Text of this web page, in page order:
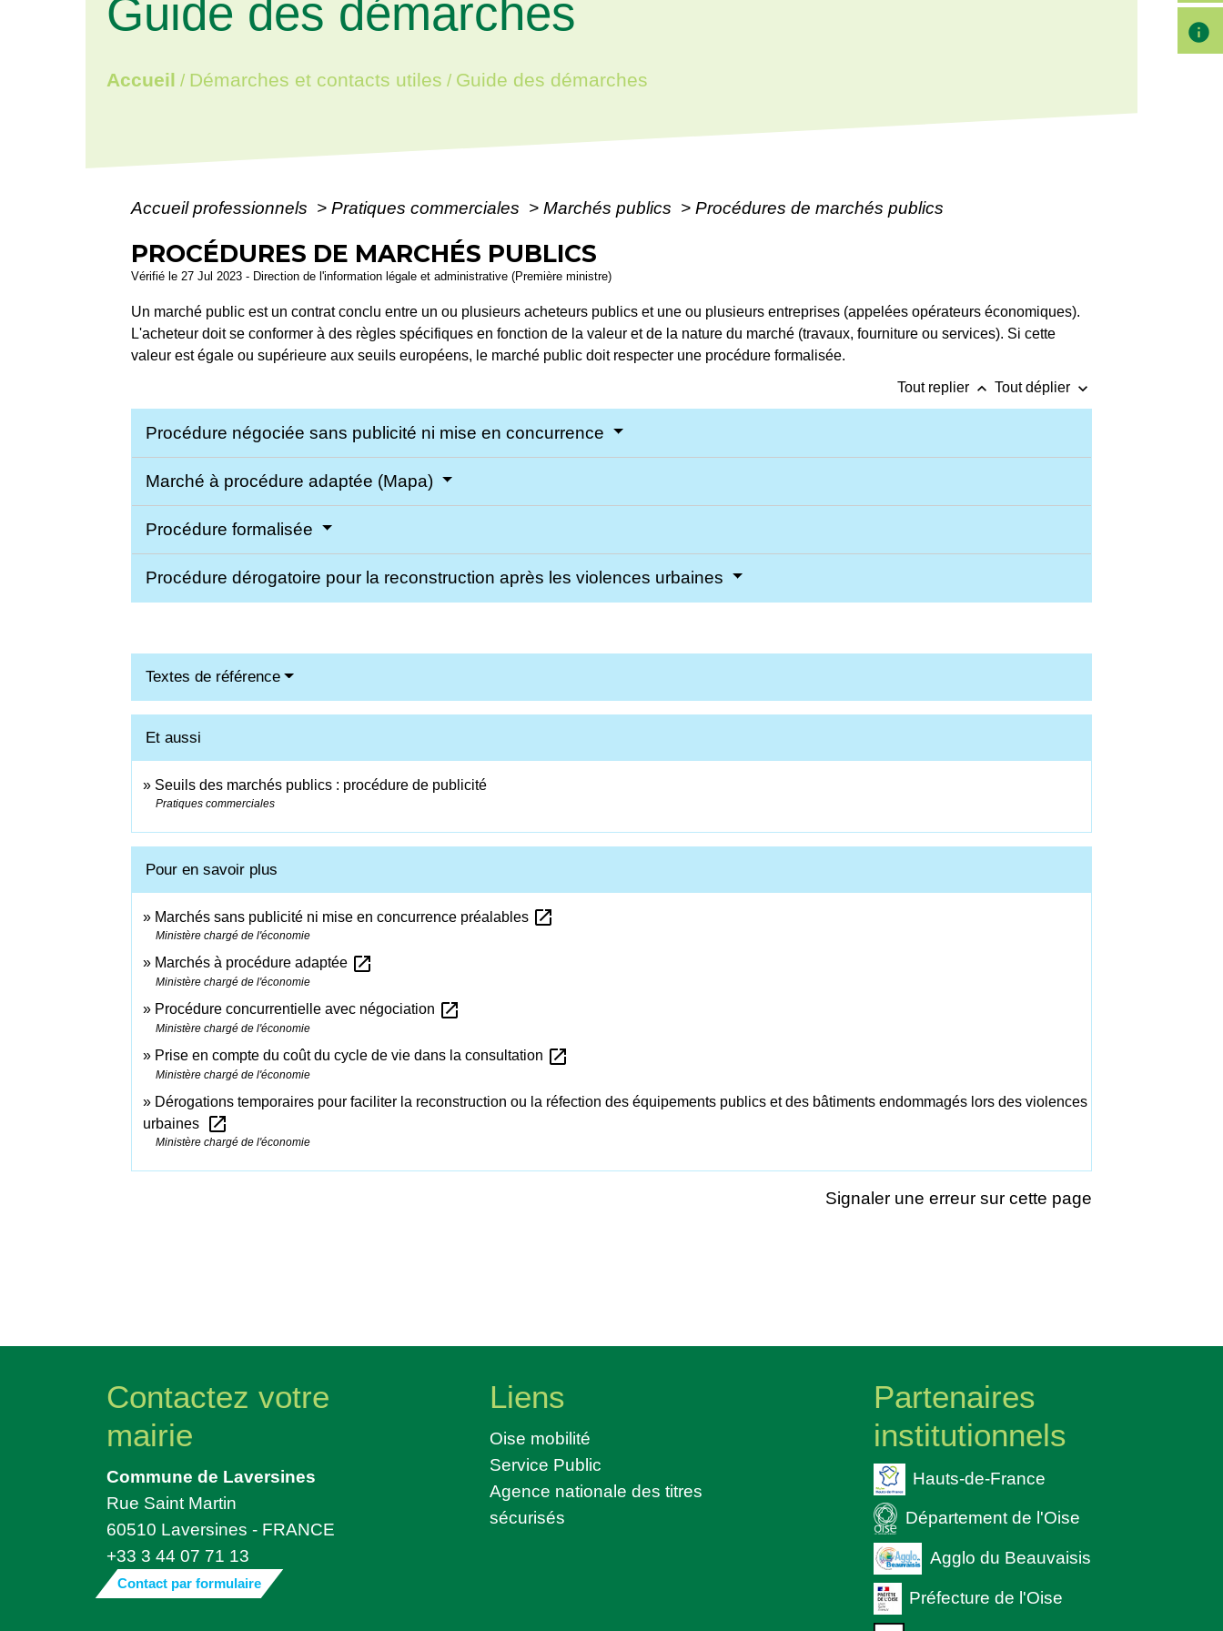
Guide des démarches
Accueil / Démarches et contacts utiles / Guide des démarches
Accueil professionnels > Pratiques commerciales > Marchés publics > Procédures de marchés publics
PROCÉDURES DE MARCHÉS PUBLICS
Vérifié le 27 Jul 2023 - Direction de l'information légale et administrative (Première ministre)
Un marché public est un contrat conclu entre un ou plusieurs acheteurs publics et une ou plusieurs entreprises (appelées opérateurs économiques).
L'acheteur doit se conformer à des règles spécifiques en fonction de la valeur et de la nature du marché (travaux, fourniture ou services). Si cette
valeur est égale ou supérieure aux seuils européens, le marché public doit respecter une procédure formalisée.
Tout replier keyboard_arrow_up Tout déplier keyboard_arrow_down
Procédure négociée sans publicité ni mise en concurrence
Marché à procédure adaptée (Mapa)
Procédure formalisée
Procédure dérogatoire pour la reconstruction après les violences urbaines
Textes de référence
Et aussi
Seuils des marchés publics : procédure de publicité
Pratiques commerciales
Pour en savoir plus
Marchés sans publicité ni mise en concurrence préalables open_in_new
Ministère chargé de l'économie
Marchés à procédure adaptée open_in_new
Ministère chargé de l'économie
Procédure concurrentielle avec négociation open_in_new
Ministère chargé de l'économie
Prise en compte du coût du cycle de vie dans la consultation open_in_new
Ministère chargé de l'économie
Dérogations temporaires pour faciliter la reconstruction ou la réfection des équipements publics et des bâtiments endommagés lors des violences
urbaines
open_in_new
Ministère chargé de l'économie
Signaler une erreur sur cette page
info
Contactez votre
mairie
Commune de Laversines
Rue Saint Martin
60510 Laversines - FRANCE
+33 3 44 07 71 13
Contact par formulaire
Liens
Oise mobilité
Service Public
Agence nationale des titres
sécurisés
Partenaires
institutionnels
Hauts-de-France
Département de l'Oise
Agglo du Beauvaisis
Préfecture de l'Oise